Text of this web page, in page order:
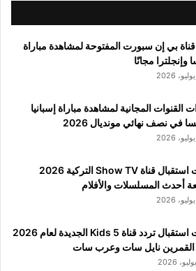
قناة بي إن سبورت المفتوحة لمشاهدة مباراة
وإنجلترا مجانًا
القنوات المجانية لمشاهدة مباراة إسبانيا
في نصف نهائي مونديال 2026
بيانات استقبال قناة Show TV التركية 2026
أحدث المسلسلات والأفلام
بيانات استقبال تردد قناة 5 Kids الجديدة لعام 2026
نايل سات وعرب سات